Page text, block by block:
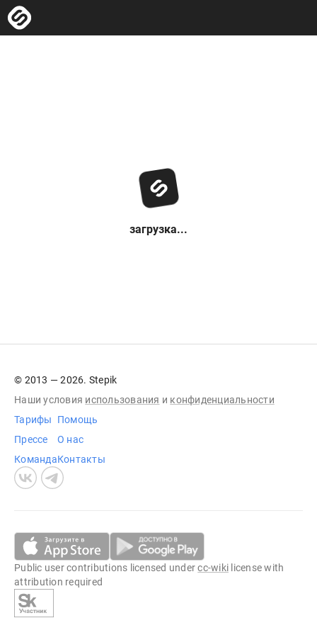
загрузка...
© 2013 — 2026. Stepik
Наши условия использования и конфиденциальности
Тарифы
Прессе
Команда
Помощь
О нас
Контакты
Public user contributions licensed undercc-wiki license with
attribution required